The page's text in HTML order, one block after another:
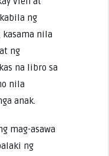
ng
kasama nila
ng
na libro sa
nila
anak.
mag-asawa
ng